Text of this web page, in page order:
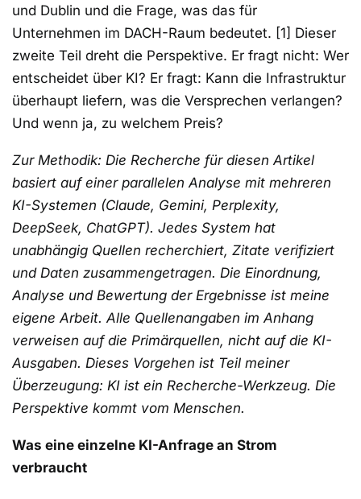
und Dublin und die Frage, was das für
Unternehmen im DACH-Raum bedeutet. [1] Dieser
zweite Teil dreht die Perspektive. Er fragt nicht: Wer
entscheidet über KI? Er fragt: Kann die Infrastruktur
überhaupt liefern, was die Versprechen verlangen?
Und wenn ja, zu welchem Preis?
Zur Methodik: Die Recherche für diesen Artikel
basiert auf einer parallelen Analyse mit mehreren
KI-Systemen (Claude, Gemini, Perplexity,
DeepSeek, ChatGPT). Jedes System hat
unabhängig Quellen recherchiert, Zitate verifiziert
und Daten zusammengetragen. Die Einordnung,
Analyse und Bewertung der Ergebnisse ist meine
eigene Arbeit. Alle Quellenangaben im Anhang
verweisen auf die Primärquellen, nicht auf die KI-
Ausgaben. Dieses Vorgehen ist Teil meiner
Überzeugung: KI ist ein Recherche-Werkzeug. Die
Perspektive kommt vom Menschen.
Was eine einzelne KI-Anfrage an Strom
verbraucht